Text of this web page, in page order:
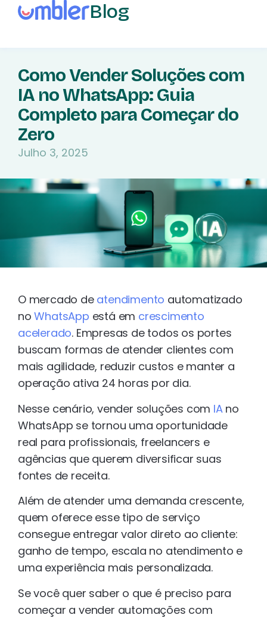
Blog
Como Vender Soluções com
IA no WhatsApp: Guia
Completo para Começar do
Zero
Julho 3, 2025
O mercado de atendimento automatizado
noWhatsApp está em crescimento
acelerado. Empresas de todos os portes
buscam formas de atender clientes com
mais agilidade, reduzir custos e manter a
operação ativa 24 horas por dia.
Nesse cenário, vender soluções com IAno
WhatsApp se tornou uma oportunidade
real para profissionais, freelancers e
agências que querem diversificar suas
fontes de receita.
Além de atender uma demanda crescente,
quem oferece esse tipo de serviço
consegue entregar valor direto ao cliente:
ganho de tempo, escala no atendimento e
uma experiência mais personalizada.
Se você quer saber o que é preciso para
começar a vender automações com